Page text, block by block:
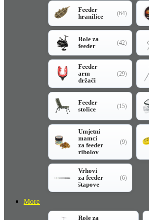
Feeder
hranilice
(64)
Role za
feeder
(42)
Feeder
arm
držači
(29)
Feeder
stolice
(15)
Umjetni
mamci
za feeder
ribolov
(9)
Vrhovi
za feeder
štapove
(6)
More
Role za